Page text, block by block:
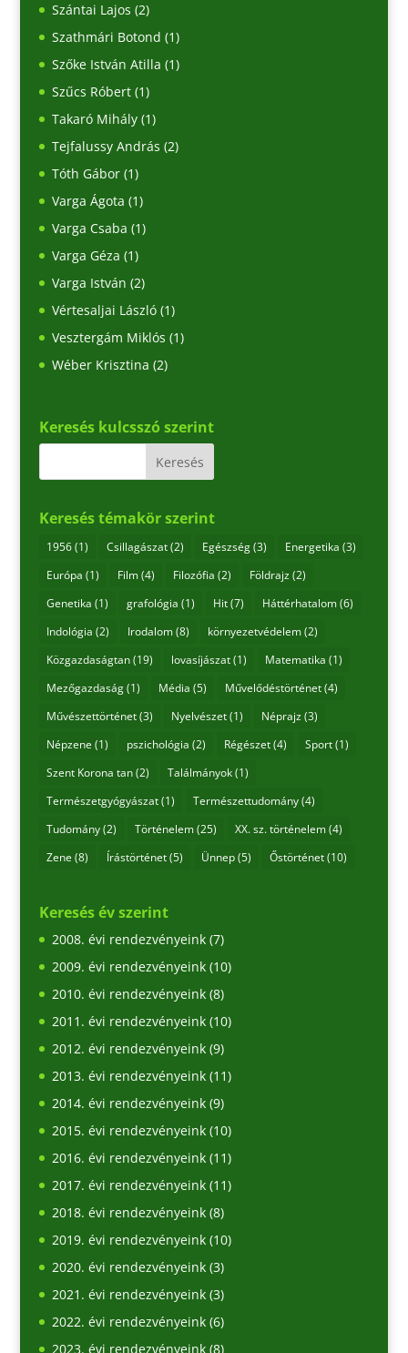
Szántai Lajos (2)
Szathmári Botond (1)
Szőke István Atilla (1)
Szűcs Róbert(1)
Takaró Mihály(1)
Tejfalussy András (2)
Tóth Gábor(1)
Varga Ágota (1)
Varga Csaba (1)
Varga Géza (1)
Varga István (2)
Vértesaljai László(1)
Vesztergám Miklós (1)
Wéber Krisztina (2)
Keresés kulcsszó szerint
Keresés témakör szerint
1956(1) Csillagászat(2) Egészség(3) Energetika (3)
Európa (1) Film(4) Filozófia (2) Földrajz(2)
Genetika (1) grafológia (1) Hit(7) Háttérhatalom(6)
Indológia (2) Irodalom(8) környezetvédelem(2)
Közgazdaságtan(19) lovasíjászat(1) Matematika (1)
Mezőgazdaság(1) Média (5) Művelődéstörténet(4)
Művészettörténet(3) Nyelvészet(1) Néprajz(3)
Népzene (1) pszichológia (2) Régészet(4) Sport(1)
Szent Korona tan(2) Találmányok(1)
Természetgyógyászat(1) Természettudomány(4)
Tudomány(2) Történelem(25) XX. sz. történelem(4)
Zene (8) Írástörténet(5) Ünnep(5) Őstörténet(10)
Keresés év szerint
2008. évi rendezvényeink(7)
2009. évi rendezvényeink(10)
2010. évi rendezvényeink(8)
2011. évi rendezvényeink(10)
2012. évi rendezvényeink(9)
2013. évi rendezvényeink(11)
2014. évi rendezvényeink(9)
2015. évi rendezvényeink(10)
2016. évi rendezvényeink(11)
2017. évi rendezvényeink(11)
2018. évi rendezvényeink(8)
2019. évi rendezvényeink(10)
2020. évi rendezvényeink(3)
2021. évi rendezvényeink(3)
2022. évi rendezvényeink(6)
2023. évi rendezvényeink(8)